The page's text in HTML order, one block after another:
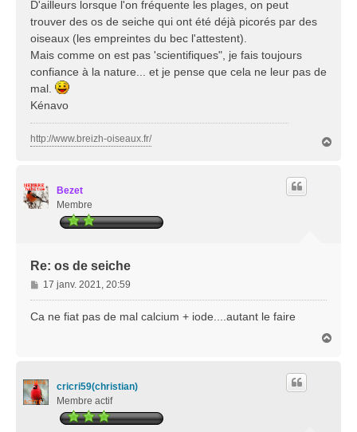
D'ailleurs lorsque l'on fréquente les plages, on peut
trouver des os de seiche qui ont été déjà picorés par des
oiseaux (les empreintes du bec l'attestent).
Mais comme on est pas 'scientifiques", je fais toujours
confiance à la nature... et je pense que cela ne leur pas de
mal.
Kénavo
http://www.breizh-oiseaux.fr/
Bezet
Membre
Re: os de seiche
M
e
s
17 janv. 2021, 20:59
Ca ne fiat pas de mal calcium + iode....autant le faire
cricri59(christian)
Membre actif